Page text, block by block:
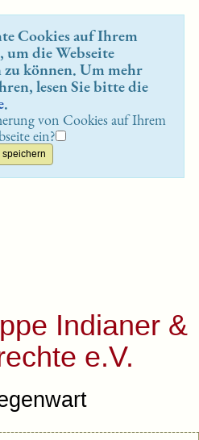
Cookies auf Ihrem
die Webseite
können. Um mehr
lesen Sie bitte die
.
von Cookies auf Ihrem
ein?
Indianer &
e.V.